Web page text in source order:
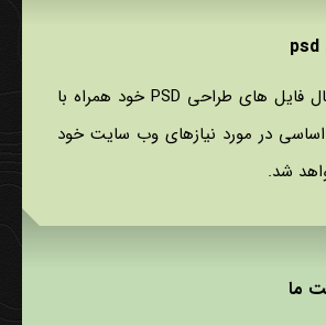
پروژه شما با ارسال فایل های طراحی PSD خود همراه با
در مورد نیازهای وب سایت خود
شد.
ما